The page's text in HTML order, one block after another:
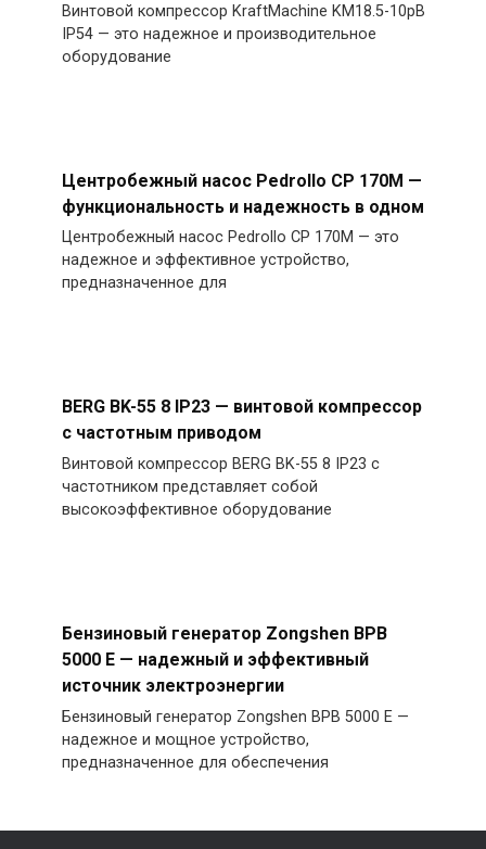
Винтовой компрессор KraftMachine KM18.5-10рВ
IP54 — это надежное и производительное
оборудование
Центробежный насос Pedrollo CP 170M —
функциональность и надежность в одном
Центробежный насос Pedrollo CP 170M — это
надежное и эффективное устройство,
предназначенное для
BERG BK-55 8 IP23 — винтовой компрессор
с частотным приводом
Винтовой компрессор BERG BK-55 8 IP23 с
частотником представляет собой
высокоэффективное оборудование
Бензиновый генератор Zongshen BPB
5000 E — надежный и эффективный
источник электроэнергии
Бензиновый генератор Zongshen BPB 5000 E —
надежное и мощное устройство,
предназначенное для обеспечения